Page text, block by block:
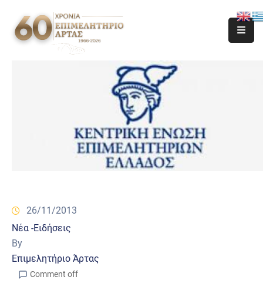
26/11/2013
Νέα -Ειδήσεις
By
Επιμελητήριο Άρτας
Comment off